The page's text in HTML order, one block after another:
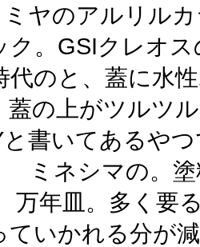
ヤのアルリルカ
ク。GSIクレオ
代のと、蓋に水
蓋の上がツルツ
と書いてあるや
ミネシマの。塗
年皿。多く要
ていかれる分が